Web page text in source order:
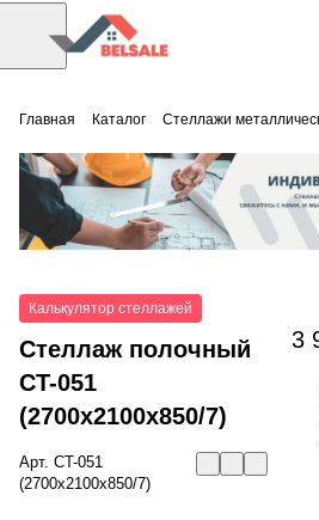
Главная Каталог Стеллажи
Калькулятор стеллажей
Стеллаж полочный
СT-051
(2700x2100x850/7)
Арт. СT-051
(2700x2100x850/7)
3